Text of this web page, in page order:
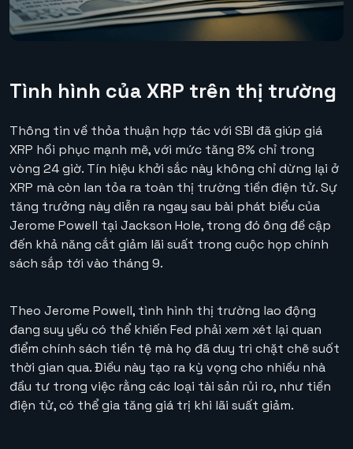
Tình hình của XRP trên thị trường
Thông tin về thỏa thuận hợp tác với SBI đã giúp giá
XRP hồi phục mạnh mẽ, với mức tăng 8% chỉ trong
vòng 24 giờ. Tín hiệu khởi sắc này không chỉ dừng lại ở
XRP mà còn lan tỏa ra toàn thị trường tiền điện tử. Sự
tăng trưởng này diễn ra ngay sau bài phát biểu của
Jerome Powell tại Jackson Hole, trong đó ông đề cập
đến khả năng cắt giảm lãi suất trong cuộc họp chính
sách sắp tới vào tháng 9.
Theo Jerome Powell, tình hình thị trường lao động
đang suy yếu có thể khiến Fed phải xem xét lại quan
điểm chính sách tiền tệ mà họ đã duy trì chặt chẽ suốt
thời gian qua. Điều này tạo ra kỳ vọng cho nhiều nhà
đầu tư trong việc rằng các loại tài sản rủi ro, như tiền
điện tử, có thể gia tăng giá trị khi lãi suất giảm.